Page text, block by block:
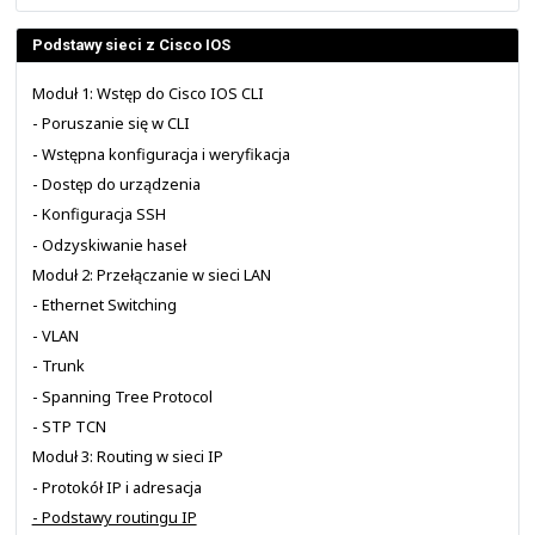
Ogólnie konfiguracja wpisu statycznego
Ethernet, w szczególności ten prowadzący do sieci
zalecana. Powodem tego jest to, że dla każdego
jest wpis w tablicy ARP. Zużywa to pamięć
przeszukiwanie obciąża w jakimś stopniu układy
może to doprowadzić do wyczerpania jego zasobów.
Warto przypomnieć, że dla uproszczenia
rozważania do technologii Ethernet w warstwie drugiej.
Trasa domyślna to prefiks "0.0.0.0/0" czy inaczej
Oznacza on, że wymagane jest zero zgodności bitowej
prefiksem, stąd pasuje do tego wpisu każdy pakiet
Bramę domyślną na urządzeniach z włączoną funkcją
się z użyciem polecenia "
widoczne na poprzednim slajdzie.